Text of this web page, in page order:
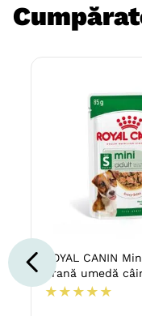
ROYAL CANIN
hrană umedă
★ ★ ★ ★ ★